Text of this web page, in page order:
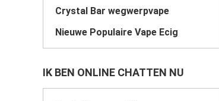
Crystal Bar wegwerpvape
Nieuwe Populaire Vape Ecig
IK BEN ONLINE CHATTEN NU